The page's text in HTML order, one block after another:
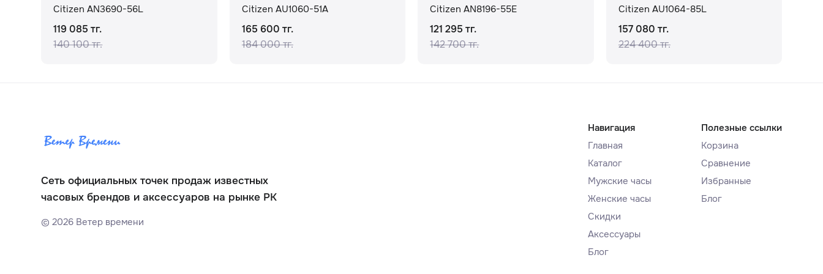
Citizen AN3690-56L
119 085 тг.
140 100 тг.
Citizen AU1060-51A
165 600 тг.
184 000 тг.
Citizen AN8196-55E
121 295 тг.
142 700 тг.
Citizen AU1064-85L
157 080 тг.
224 400 тг.
Сеть официальных точек продаж известных
часовых брендов и аксессуаров на рынке РК
©2026 Ветер времени
Навигация
Главная
Каталог
Мужские часы
Женские часы
Скидки
Аксессуары
Блог
Полезные ссылки
Корзина
Сравнение
Избранные
Блог